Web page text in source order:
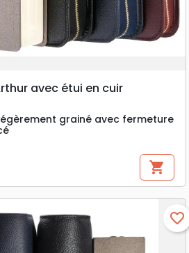
avec étui en cuir
grainé avec fermeture
shopping_cart
favorite_border